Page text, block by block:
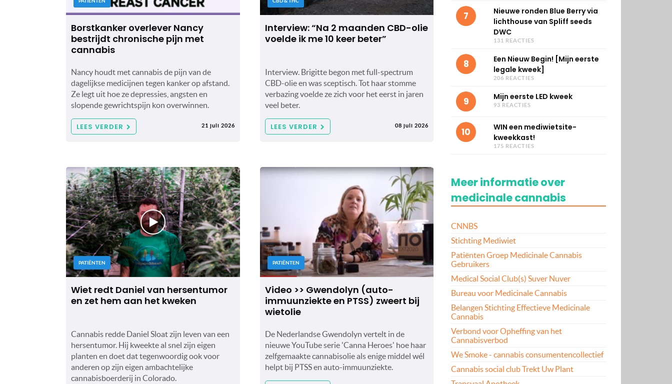
Borstkanker overlever Nancy
bestrijdt chronische pijn met
cannabis
Nancy houdt met cannabis de pijn van de
dagelijkse medicijnen tegen kanker op afstand.
Ze legt uit hoe ze depressies, angsten en
slopende gewrichtspijn kon overwinnen.
LEES VERDER 21 juli 2026
Interview: “Na 2 maanden CBD-olie
voelde ik me 10 keer beter”
Interview. Brigitte begon met full-spectrum
CBD-olie en was sceptisch. Tot haar stomme
verbazing voelde ze zich voor het eerst in jaren
veel beter.
LEES VERDER 08 juli 2026
PATIËNTEN
Wiet redt Daniel van hersentumor
en zet hem aan het kweken
Cannabis redde Daniel Sloat zijn leven van een
hersentumor. Hij kweekte al snel zijn eigen
planten en doet dat tegenwoordig ook voor
anderen op zijn eigen ambachtelijke
cannabisboerderij in Colorado.
PATIËNTEN
Video >> Gwendolyn (auto-
immuunziekte en PTSS) zweert bij
wietolie
De Nederlandse Gwendolyn vertelt in de
nieuwe YouTube serie 'Canna Heroes' hoe haar
zelfgemaakte cannabisolie als enige middel wél
helpt bij PTSS en auto-immuunziekte.
7
Nieuwe ronden Blue Berry via
lichthouse van Spliff seeds
DWC
131 REACTIES
8
Een Nieuw Begin! [Mijn eerste
legale kweek]
206 REACTIES
9 Mijn eerste LED kweek
93 REACTIES
10
WIN een mediwietsite-
kweekkast!
175 REACTIES
Meer informatie over
medicinale cannabis
CNNBS
Stichting Mediwiet
Patiënten Groep Medicinale Cannabis
Gebruikers
Medical Social Club(s) Suver Nuver
Bureau voor Medicinale Cannabis
Belangen Stichting Effectieve Medicinale
Cannabis
Verbond voor Opheffing van het
Cannabisverbod
We Smoke - cannabis consumentencollectief
Cannabis social club Trekt Uw Plant